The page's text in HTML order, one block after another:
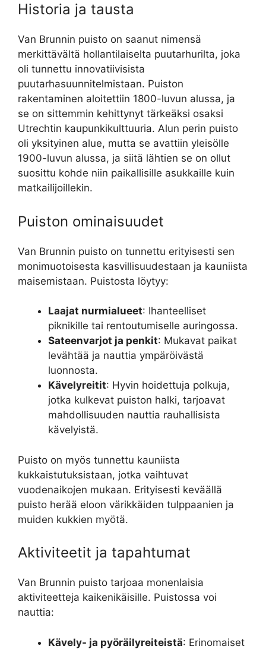
Historia ja tausta
Van Brunnin puisto on saanut nimensä
merkittävältä hollantilaiselta puutarhurilta, joka
oli tunnettu innovatiivisista
puutarhasuunnitelmistaan. Puiston
rakentaminen aloitettiin 1800-luvun alussa, ja
se on sittemmin kehittynyt tärkeäksi osaksi
Utrechtin kaupunkikulttuuria. Alun perin puisto
oli yksityinen alue, mutta se avattiin yleisölle
1900-luvun alussa, ja siitä lähtien se on ollut
suosittu kohde niin paikallisille asukkaille kuin
matkailijoillekin.
Puiston ominaisuudet
Van Brunnin puisto on tunnettu erityisesti sen
monimuotoisesta kasvillisuudestaan ja kauniista
maisemistaan. Puistosta löytyy:
Laajat nurmialueet: Ihanteelliset
piknikille tai rentoutumiselle auringossa.
Sateenvarjot ja penkit: Mukavat paikat
levähtää ja nauttia ympäröivästä
luonnosta.
Kävelyreitit: Hyvin hoidettuja polkuja,
jotka kulkevat puiston halki, tarjoavat
mahdollisuuden nauttia rauhallisista
kävelyistä.
Puisto on myös tunnettu kauniista
kukkaistutuksistaan, jotka vaihtuvat
vuodenaikojen mukaan. Erityisesti keväällä
puisto herää eloon värikkäiden tulppaanien ja
muiden kukkien myötä.
Aktiviteetit ja tapahtumat
Van Brunnin puisto tarjoaa monenlaisia
aktiviteetteja kaikenikäisille. Puistossa voi
nauttia:
Kävely- ja pyöräilyreiteistä: Erinomaiset